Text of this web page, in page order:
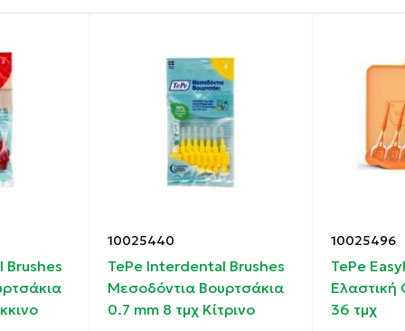
τη λαβή, γίνεται το ”κλικ” της εισαγωγής
Brushes
10025440
TePe Interdental Brushes
Μεσοδόντια Βουρτσάκια
0.7 mm 8 τμχ Κίτρινο
10025496
TePe
Ελαστική
36 τμχ